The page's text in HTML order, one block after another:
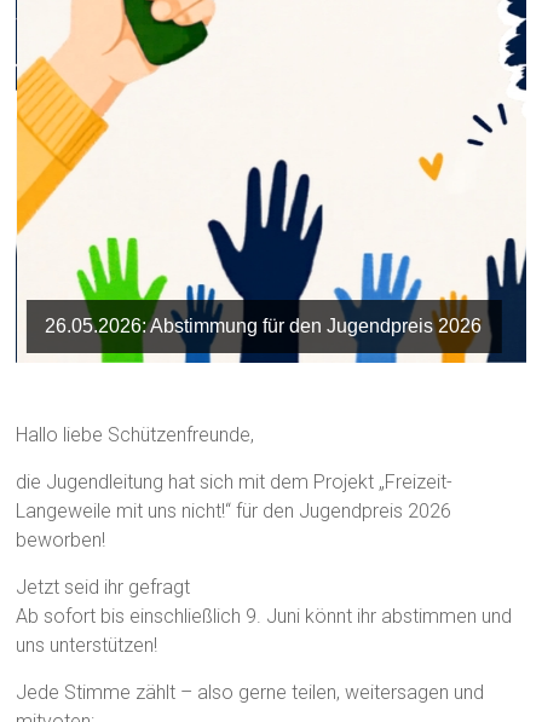
26.05.2026: Abstimmung für den Jugendpreis 2026
Hallo liebe Schützenfreunde,
die Jugendleitung hat sich mit dem Projekt „Freizeit-
Langeweile mit uns nicht!“ für den Jugendpreis 2026
beworben!
Jetzt seid ihr gefragt
Ab sofort bis einschließlich 9. Juni könnt ihr abstimmen und
uns unterstützen!
Jede Stimme zählt – also gerne teilen, weitersagen und